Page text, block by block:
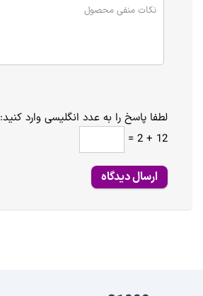
لطفا پاسخ را به عدد انگلیسی وارد کنید:
12 + 2 =